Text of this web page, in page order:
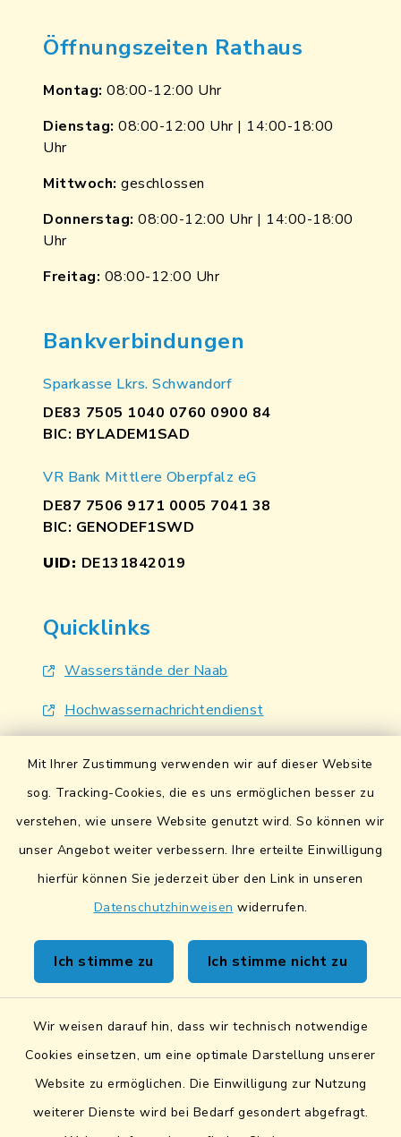
Mit Ihrer Zustimmung verwenden wir auf dieser Website
sog. Tracking-Cookies, die es uns ermöglichen besser zu
verstehen, wie unsere Website genutzt wird. So können wir
unser Angebot weiter verbessern. Ihre erteilte Einwilligung
hierfür können Sie jederzeit über den Link in unseren
Datenschutzhinweisen widerrufen.
Ich stimme zu Ich stimme nicht zu
Wir weisen darauf hin, dass wir technisch notwendige
Cookies einsetzen, um eine optimale Darstellung unserer
Website zu ermöglichen. Die Einwilligung zur Nutzung
weiterer Dienste wird bei Bedarf gesondert abgefragt.
Öffnungszeiten Rathaus
Montag: 08:00-12:00 Uhr
Dienstag: 08:00-12:00 Uhr | 14:00-18:00
Uhr
Mittwoch: geschlossen
Donnerstag: 08:00-12:00 Uhr | 14:00-18:00
Uhr
Freitag: 08:00-12:00 Uhr
Bankverbindungen
Sparkasse Lkrs. Schwandorf
DE83 7505 1040 0760 0900 84
BIC: BYLADEM1SAD
VR Bank Mittlere Oberpfalz eG
DE87 7506 9171 0005 7041 38
BIC: GENODEF1SWD
UID: DE131842019
Quicklinks
Wasserstände der Naab
Hochwassernachrichtendienst
Lokales Bündnis für Familien
Fairtrade-Towns
Kontakt
Sicherer Datentransfer